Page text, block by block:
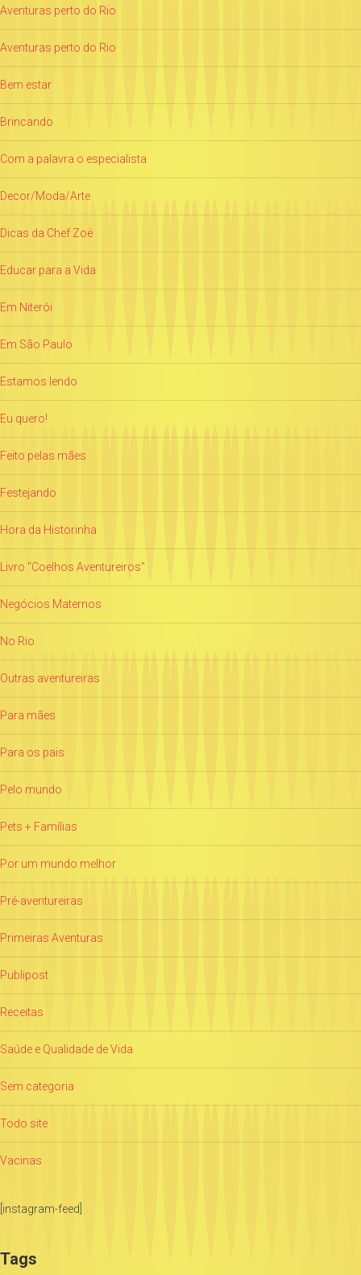
Aventuras perto do Rio
Aventuras perto do Rio
Bem estar
Brincando
Com a palavra o especialista
Decor/Moda/Arte
Dicas da Chef Zoë
Educar para a Vida
Em Niterói
Em São Paulo
Estamos lendo
Eu quero!
Feito pelas mães
Festejando
Hora da Historinha
Livro "Coelhos Aventureiros"
Negócios Maternos
No Rio
Outras aventureiras
Para mães
Para os pais
Pelo mundo
Pets + Famílias
Por um mundo melhor
Pré-aventureiras
Primeiras Aventuras
Publipost
Receitas
Saúde e Qualidade de Vida
Sem categoria
Todo site
Vacinas
[instagram-feed]
Tags